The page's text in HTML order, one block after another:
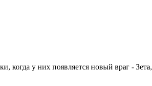
когда у них появляется новый враг - Зета,